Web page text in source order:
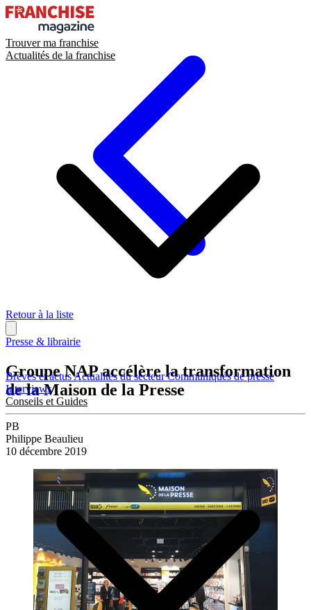
Trouver ma franchise
Actualités de la franchise
Brèves et actusActualités du secteurCommuniqués de presse
Interviews
Conseils et Guides
Retour à la liste
Presse & librairie
Groupe NAP accélère la transformation
de la Maison de la Presse
PB
Philippe Beaulieu
10 décembre 2019